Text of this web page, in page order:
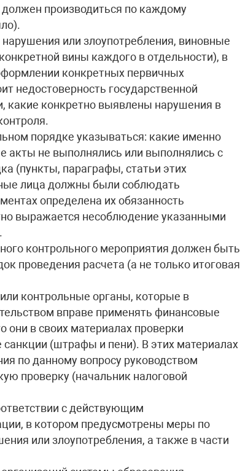
производиться по каждому
или злоупотребления, виновные
вины каждого в отдельности), в
конкретных первичных
недостоверность государственной
какие конкретно выявлены нарушения в
порядке указываться: какие именно
акты не выполнялись или выполнялись с
(пункты, параграфы, статьи этих
лица должны были соблюдать
определена их обязанность
выражается несоблюдение указанными
контрольного мероприятия должен быть
проведения расчета (а не только итоговая
контрольные органы, которые в
вправе применять финансовые
они в своих материалах проверки
(штрафы и пени). В этих материалах
по данному вопросу руководством
проверку (начальник налоговой
с действующим
в котором предусмотрены меры по
или злоупотребления, а также в части